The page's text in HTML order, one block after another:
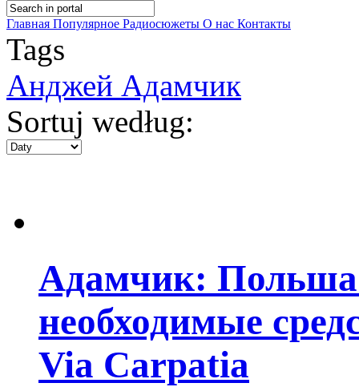
Главная Популярное Радиосюжеты О нас Контакты
Tags
Анджей Адамчик
Sortuj według:
Адамчик: Польша
необходимые
Via Carpatia